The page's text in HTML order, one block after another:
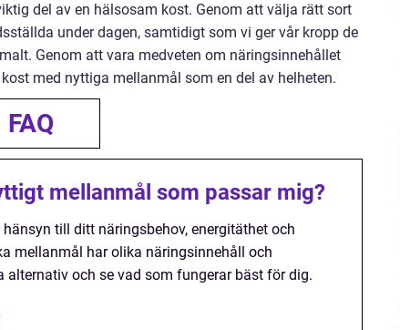
del av en hälsosam kost. Genom att välja rätt sort
under dagen, samtidigt som vi ger vår kropp de
Genom att vara medveten om näringsinnehållet
med nyttiga mellanmål som en del av helheten.
FAQ
mellanmål som passar mig?
till ditt näringsbehov, energitäthet och
mellanmål har olika näringsinnehåll och
alternativ och se vad som fungerar bäst för dig.